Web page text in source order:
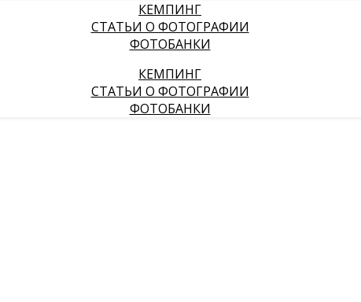
КЕМПИНГ
СТАТЬИ О ФОТОГРАФИИ
ФОТОБАНКИ
КЕМПИНГ
СТАТЬИ О ФОТОГРАФИИ
ФОТОБАНКИ